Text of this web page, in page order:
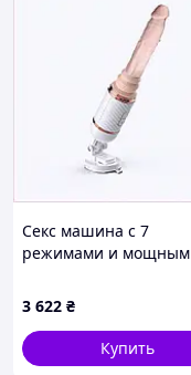
Секс машина с 7
режимами и мощным
860M46AT80
3 622 ₴
Купить